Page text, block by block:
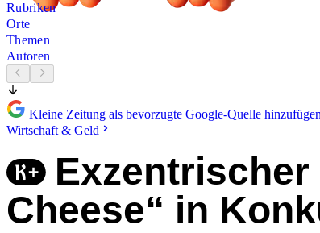
Rubriken
Orte
Themen
Autoren
Kleine Zeitung als bevorzugte Google-Quelle
Wirtschaft & Geld
Cheese“ in